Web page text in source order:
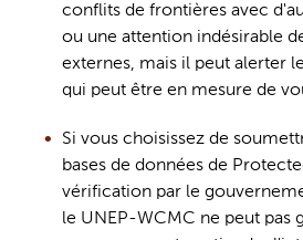
conflits de frontières avec
ou une attention indésirable
externes, mais il peut alerter le
qui peut être en mesure de
Si vous choisissez de
bases de données de
vérification par le
le UNEP-WCMC ne peut pas